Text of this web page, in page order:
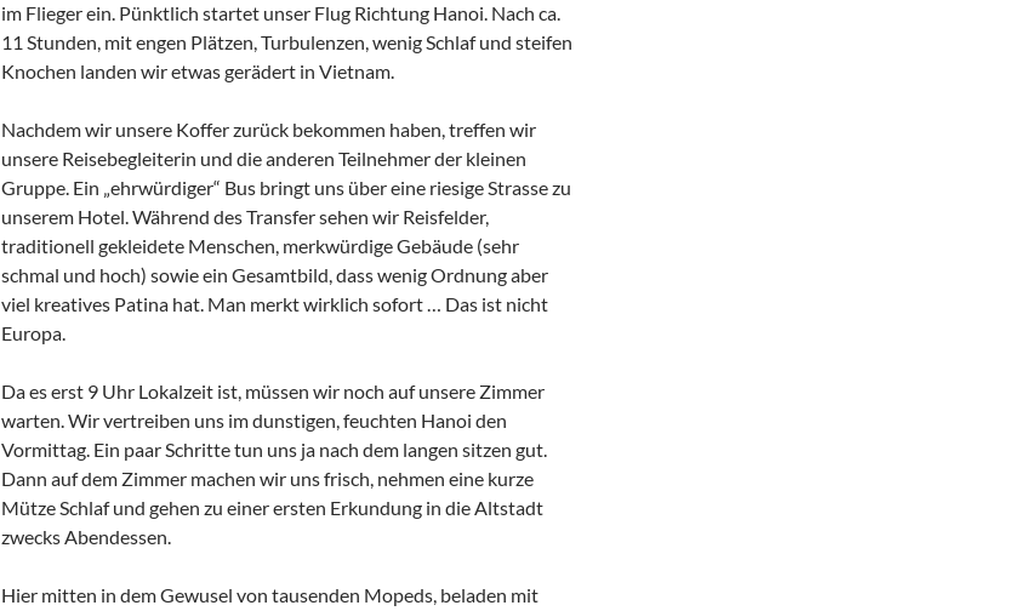
im Flieger ein. Pünktlich startet unser Flug Richtung Hanoi. Nach ca.
11 Stunden, mit engen Plätzen, Turbulenzen, wenig Schlaf und steifen
Knochen landen wir etwas gerädert in Vietnam.
Nachdem wir unsere Koffer zurück bekommen haben, treffen wir
unsere Reisebegleiterin und die anderen Teilnehmer der kleinen
Gruppe. Ein „ehrwürdiger“ Bus bringt uns über eine riesige Strasse zu
unserem Hotel. Während des Transfer sehen wir Reisfelder,
traditionell gekleidete Menschen, merkwürdige Gebäude (sehr
schmal und hoch) sowie ein Gesamtbild, dass wenig Ordnung aber
viel kreatives Patina hat. Man merkt wirklich sofort … Das ist nicht
Europa.
Da es erst 9 Uhr Lokalzeit ist, müssen wir noch auf unsere Zimmer
warten. Wir vertreiben uns im dunstigen, feuchten Hanoi den
Vormittag. Ein paar Schritte tun uns ja nach dem langen sitzen gut.
Dann auf dem Zimmer machen wir uns frisch, nehmen eine kurze
Mütze Schlaf und gehen zu einer ersten Erkundung in die Altstadt
zwecks Abendessen.
Hier mitten in dem Gewusel von tausenden Mopeds, beladen mit